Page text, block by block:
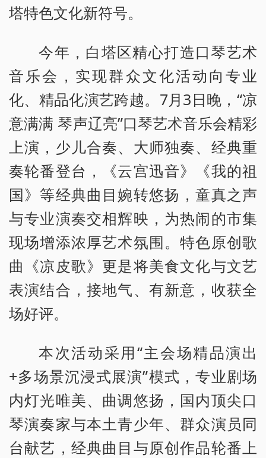
塔特色文化新符号。
今年，白塔区精心打造口琴艺术
音乐会，实现群众文化活动向专业
化、精品化演艺跨越。7月3日晚，“凉
意满满 琴声辽亮”口琴艺术音乐会精彩
上演，少儿合奏、大师独奏、经典重
奏轮番登台，《云宫迅音》《我的祖
国》等经典曲目婉转悠扬，童真之声
与专业演奏交相辉映，为热闹的市集
现场增添浓厚艺术氛围。特色原创歌
曲《凉皮歌》更是将美食文化与文艺
表演结合，接地气、有新意，收获全
场好评。
本次活动采用“主会场精品演出
+多场景沉浸式展演”模式，专业剧场
内灯光唯美、曲调悠扬，国内顶尖口
琴演奏家与本土青少年、群众演员同
台献艺，经典曲目与原创作品轮番上